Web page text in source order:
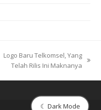
Logo Baru Telkomsel, Yang
Telah Rilis Ini Maknanya
☾ Dark Mode